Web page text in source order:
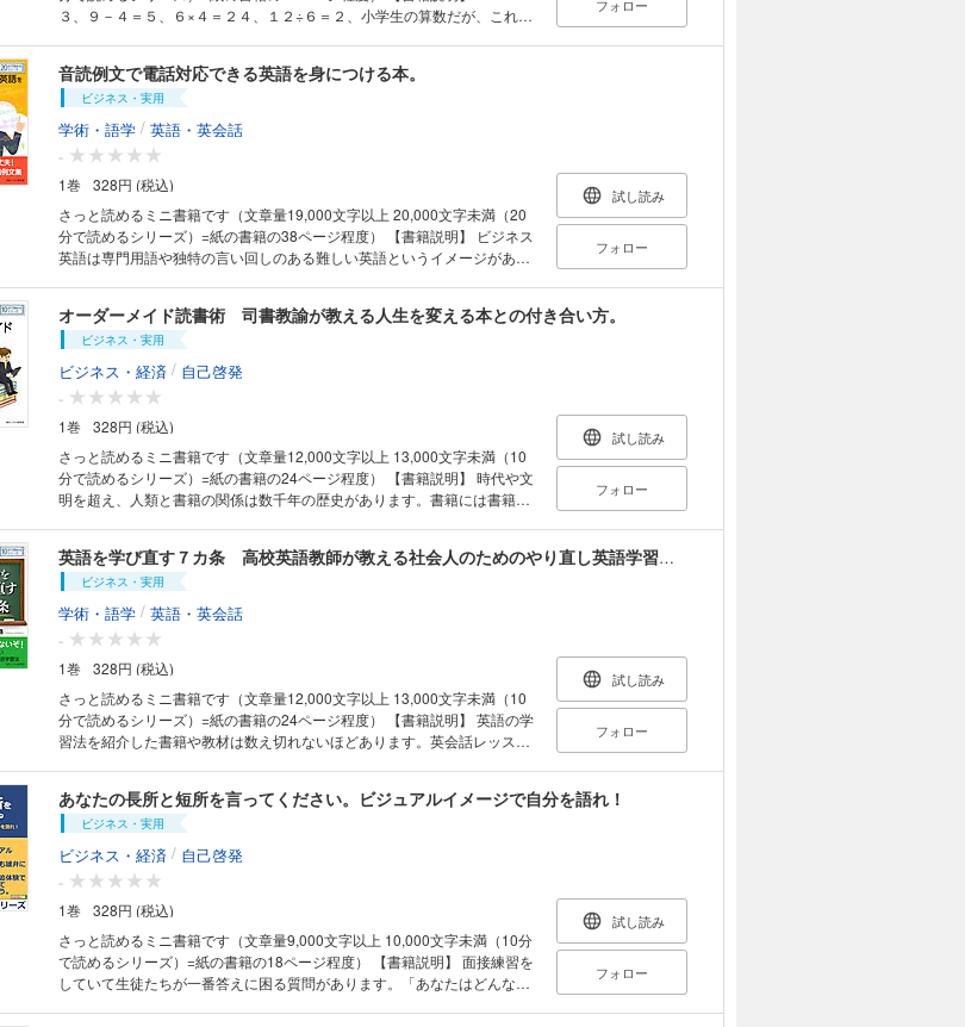
後にあなたは英語脳へのパスポートを手に入れています。 【目次】 あな
たの英語を劇的に変える1週間プログラム 英語脳について 本書の使い方 ポ
イント１：「～させる」どうやって？ ポイント２：「～する」「～してい
る」「～されている」の違いは何？ ポイント３：今日は仕事が山積みなん
だ。 ポイント４：「みる」って、どうやって？ ポイント５：どうして彼
れ、もっと簡単に言えませんか？ まとめ 【著者紹介】 市原卓弥（イチハ
ラタクヤ） 1962年大阪生まれ。都留文科大学文学部英文学科卒業。平成
元年より公立高等学校英語教諭。
３、９－４＝５、６×４＝２４、１２÷６＝２、小学生の算数だが、これを
ティブとはどうしても差が出てしまう。その代表的なものが「数字」に関
する表現だろう。いざ英語で表現しようとするとできない。もちろん、基
本的な数字に関する表現を全く学習しないわけではない。教科書にも数字
の読み方に関する記述は扱われているが、絶対量としてとても少なく、数
学用語に関しては普通の教科書で扱われているものを探すのに苦労する。
本書では、日常会話やビジネスの場で使われる「数字」に注目して関連す
る表現・例文を集めた。どれも特別に難しいものではないが、雑学として
も面白く、いざと言うときに知っているとかなりのアドバンテージがある
と思われる。 英語に不慣れな読者のために、英語教育では禁じ手とされて
いるカタカナ表記をあえて使用している。英語の発音と日本語のカタカナ
の音は全く別の音であり、英語本来の発音とは異なる部分もあるが、目を
つぶってあえて読みやすいカタカナ表記をした部分も多くある。カタカナ
読みはあくまでも補助的な手段として活用してもらいたい。 【目次】 Ｎ
本を学ぼう Ｌｅｓｓｏｎ２ 数字の読み方その２ Ｌｅｓｓｏｎ３ 計算
式を英語で読む Ｌｅｓｓｏｎ４ 数式など英語で読む Ｌｅｓｓｏｎ５
暗唱例文（表現） Ｌｅｓｓｏｎ６ 日本語・英語 ＥＸ－Ｌｅｓｓｏｎ
大阪生まれ。都留文科大学文学部英文学科卒業。平成元年より公立高等学
校教諭。担当教科英語。
フォロー
音読例文で電話対応できる英語を身につける本。
ビジネス・実用
学術・語学 / 英語・英会話
-
1巻
328円 (税込)
さっと読めるミニ書籍です（文章量19,000文字以上 20,000文字未満（20
分で読めるシリーズ）=紙の書籍の38ページ程度） 【書籍説明】 ビジネス
英語は専門用語や独特の言い回しのある難しい英語というイメージがある
としつつビジネスフォーマルとして適度に留意された表現が大切なのだ。
本書では、身振りや表情など、言葉以外の伝達手段が使えないのでかなり
難易度が高いように思われる電話でのやりとりを英語で行うことを目的に
している。 【目次】 Ｎａｖｉｇａｔｉｏｎ レベルチェック Ｌｅｓｓｏ
ｎ１ 深呼吸して落ち着こう Ｌｅｓｓｏｎ２ 確認する Ｌｅｓｓｏｎ
３ 電話を取り次ぐ Ｌｅｓｓｏｎ４ 電話をかける Ｌｅｓｓｏｎ５ 音
読・暗唱用例文（表現） Ｌｅｓｓｏｎ６ 日本語→英語 ＥＸ－Ｌｅｓｓ
ｏｎ 日本語→英語→読み方 付録 【著者紹介】 市原卓弥（イチハラタク
ヤ） １９６２年大阪生まれ。都留文科大学文学部英文学科卒業。平成元年
より公立高等学校教諭。担当教科英語。
試し読み
フォロー
オーダーメイド読書術 司書教諭が教える人生を変える本との付き合い方。
ビジネス・実用
ビジネス・経済 / 自己啓発
-
1巻
328円 (税込)
さっと読めるミニ書籍です（文章量12,000文字以上 13,000文字未満（10
分で読めるシリーズ）=紙の書籍の24ページ程度） 【書籍説明】 時代や文
明を超え、人類と書籍の関係は数千年の歴史があります。書籍には書籍の
はその人らしさを語るものであり、本との付き合い方はその人の人生との
付き合い方そのものです。あなたの人生を変えるきっかけは、身近にある
一冊の本との出会いにあるかもしれません。 あなたと同じく、本もあなた
との出会いを待っています。紙の書籍であっても電子書籍であっても、常
に自分と寄り添ってくれる誰かを探しています。あなたと本に運命の出会
いがありますことを心から願っています。 【目次】 第一章 ヒトはなぜ
本を読むのか 第二章 目的別読書のすすめ ○インプットの活性化には速読
多読を実践しなさい ○情報を整理するなら道具を活用しなさい ○栞を使っ
て時間を管理しなさい ○感性を磨きたいなら多様な本を読みなさい ○心を
落ち着かせるためには哲学書がおすすめ 第三章 読書をライフスタイルに
しよう 第四章 読書のための環境を作ろう 第五章 読書嫌いの理由を考
える 第六章 読書を通じて自分を取り戻そう 第七章 本と寄り添う気持
ちを大切にしよう 第八章 ブックサーフィン 第九章 読書は反芻するべ
べきか 【著者紹介】 市原卓弥（イチハラタクヤ） 1962年大阪生まれ。都
留文科大学文学部英文学科卒業。平成元年より公立高等学校教諭。担当教
科英語。
試し読み
フォロー
英語を学び直す７カ条 高校英語教師が教える社会人のためのやり直し英語学習法。
ビジネス・実用
学術・語学 / 英語・英会話
-
1巻
328円 (税込)
さっと読めるミニ書籍です（文章量12,000文字以上 13,000文字未満（10
分で読めるシリーズ）=紙の書籍の24ページ程度） 【書籍説明】 英語の学
習法を紹介した書籍や教材は数え切れないほどあります。英会話レッスン
多くある学習法のエッセンスを抽出して、「英語が苦手」と思っている人
に向けて、できるだけお金をかけずに、ちょっとした工夫で面白く続けら
れる学習法のヒントを提供したいと思います。 【著者紹介】 市原卓弥
（イチハラタクヤ） 1962年大阪生まれ。都留文科大学文学部英文学科卒
業。平成元年より公立高等学校教諭。担当教科英語。
試し読み
フォロー
あなたの長所と短所を言ってください。ビジュアルイメージで自分を語れ！
ビジネス・実用
ビジネス・経済 / 自己啓発
-
1巻
328円 (税込)
さっと読めるミニ書籍です（文章量9,000文字以上 10,000文字未満（10分
で読めるシリーズ）=紙の書籍の18ページ程度） 【書籍説明】 面接練習を
していて生徒たちが一番答えに困る質問があります。「あなたはどんな人
試し読み
フォロー